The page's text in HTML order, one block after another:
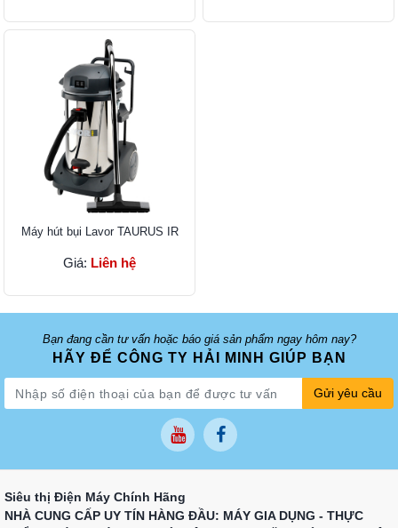
Máy hút bụi Lavor TAURUS IR
Giá: Liên hệ
Bạn đang cần tư vấn hoặc báo giá sản phẩm ngay hôm nay?
HÃY ĐỂ CÔNG TY HẢI MINH GIÚP BẠN
Gửi yêu cầu
Siêu thị Điện Máy Chính Hãng
NHÀ CUNG CẤP UY TÍN HÀNG ĐẦU: MÁY GIA DỤNG - THỰC